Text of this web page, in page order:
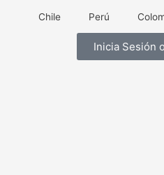
Chile Perú
Inicia Sesión